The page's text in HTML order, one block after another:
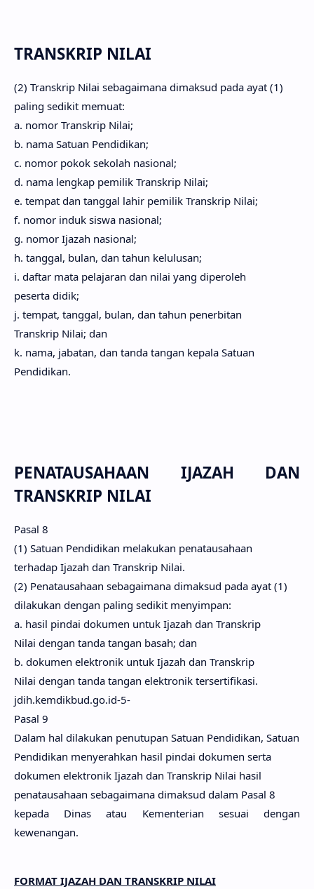
TRANSKRIP NILAI
(2) Transkrip Nilai sebagaimana dimaksud pada ayat (1)
paling sedikit memuat:
a. nomor Transkrip Nilai;
b. nama Satuan Pendidikan;
c. nomor pokok sekolah nasional;
d. nama lengkap pemilik Transkrip Nilai;
e. tempat dan tanggal lahir pemilik Transkrip Nilai;
f. nomor induk siswa nasional;
g. nomor Ijazah nasional;
h. tanggal, bulan, dan tahun kelulusan;
i. daftar mata pelajaran dan nilai yang diperoleh
peserta didik;
j. tempat, tanggal, bulan, dan tahun penerbitan
Transkrip Nilai; dan
k. nama, jabatan, dan tanda tangan kepala Satuan
Pendidikan.
PENATAUSAHAAN IJAZAH DAN
TRANSKRIP NILAI
Pasal 8
(1) Satuan Pendidikan melakukan penatausahaan
terhadap Ijazah dan Transkrip Nilai.
(2) Penatausahaan sebagaimana dimaksud pada ayat (1)
dilakukan dengan paling sedikit menyimpan:
a. hasil pindai dokumen untuk Ijazah dan Transkrip
Nilai dengan tanda tangan basah; dan
b. dokumen elektronik untuk Ijazah dan Transkrip
Nilai dengan tanda tangan elektronik tersertifikasi.
jdih.kemdikbud.go.id-5-
Pasal 9
Dalam hal dilakukan penutupan Satuan Pendidikan, Satuan
Pendidikan menyerahkan hasil pindai dokumen serta
dokumen elektronik Ijazah dan Transkrip Nilai hasil
penatausahaan sebagaimana dimaksud dalam Pasal 8
kepada Dinas atau Kementerian sesuai dengan
kewenangan.
FORMAT IJAZAH DAN TRANSKRIP NILAI